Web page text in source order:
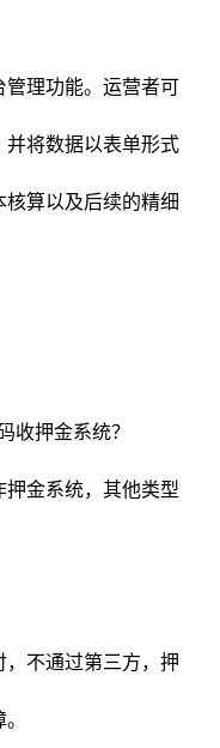
理功能。运营者可
将数据以表单形式
算以及后续的精细
收押金系统？
金系统，其他类型
不通过第三方，押